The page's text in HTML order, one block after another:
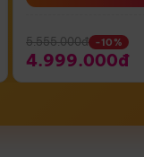
5.555.000đ -10%
4.999.000đ